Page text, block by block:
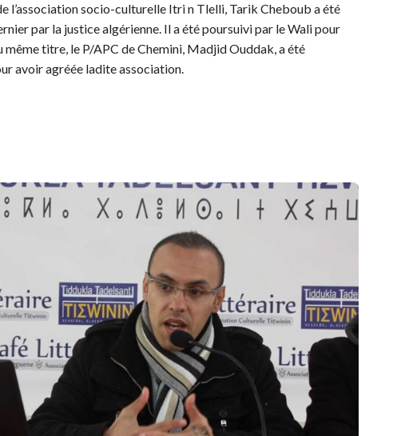
l’association socio-culturelle Itri n Tlelli, Tarik Cheboub a été
par la justice algérienne. Il a été poursuivi par le Wali pour
même titre, le P/APC de Chemini, Madjid Ouddak, a été
avoir agréée ladite association.